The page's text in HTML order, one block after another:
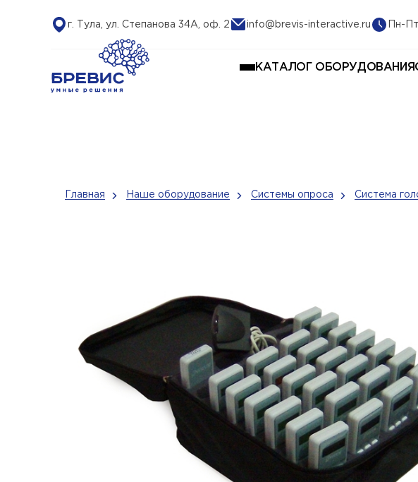
г. Тула, ул. Степанова 34А, оф. 2 info@brevis-interactive.ru Пн-
КАТАЛОГ ОБОРУДОВАНИЯ
Главная Наше оборудование Системы опроса Система